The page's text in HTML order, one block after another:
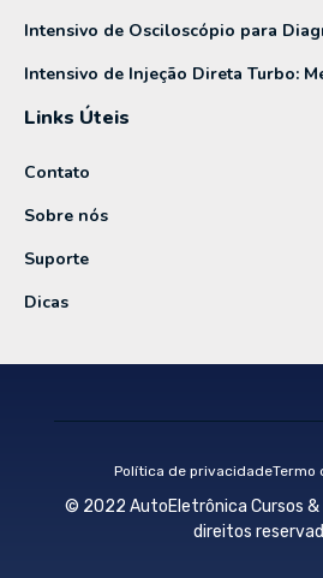
Intensivo de Osciloscópio para
Intensivo de Injeção Direta Turbo:
Links Úteis
Contato
Sobre nós
Suporte
Dicas
Política de privacidadeTermo
© 2022 AutoEletrônica Cursos &
direitos